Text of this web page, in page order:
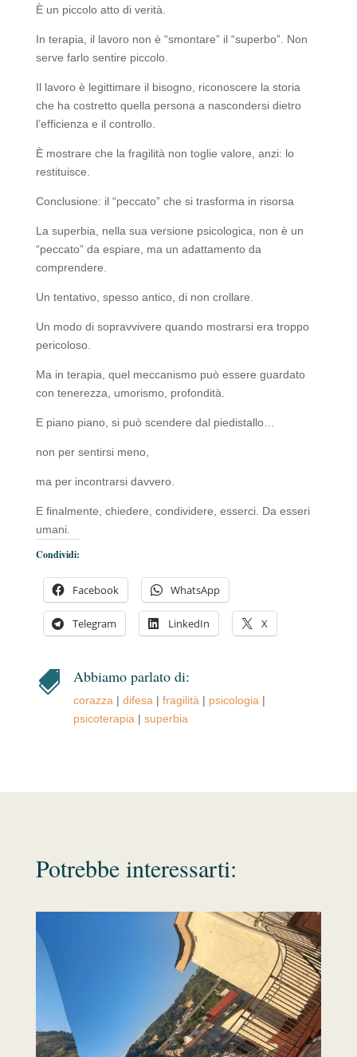
È un piccolo atto di verità.
In terapia, il lavoro non è “smontare” il “superbo”. Non
serve farlo sentire piccolo.
Il lavoro è legittimare il bisogno, riconoscere la storia
che ha costretto quella persona a nascondersi dietro
l’efficienza e il controllo.
È mostrare che la fragilità non toglie valore, anzi: lo
restituisce.
Conclusione: il “peccato” che si trasforma in risorsa
La superbia, nella sua versione psicologica, non è un
“peccato” da espiare, ma un adattamento da
comprendere.
Un tentativo, spesso antico, di non crollare.
Un modo di sopravvivere quando mostrarsi era troppo
pericoloso.
Ma in terapia, quel meccanismo può essere guardato
con tenerezza, umorismo, profondità.
E piano piano, si può scendere dal piedistallo…
non per sentirsi meno,
ma per incontrarsi davvero.
E finalmente, chiedere, condividere, esserci. Da esseri
umani.
Condividi:
Facebook WhatsApp
Telegram LinkedIn X
 Abbiamo parlato di:
corazza| difesa| fragilità| psicologia|
psicoterapia| superbia
Potrebbe interessarti: